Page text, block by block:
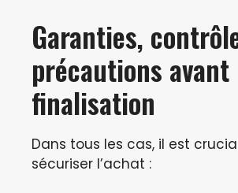
Garanties,
précautions avant
finalisation
Dans tous les cas, il est
sécuriser l’achat :